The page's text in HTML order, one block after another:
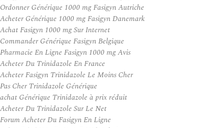
Ordonner Générique 1000 mg Fasigyn Autriche
Acheter Générique 1000 mg Fasigyn Danemark
Achat Fasigyn 1000 mg Sur Internet
Commander Générique Fasigyn Belgique
Pharmacie En Ligne Fasigyn 1000 mg Avis
Acheter Du Trinidazole En France
Acheter Fasigyn Trinidazole Le Moins Cher
Pas Cher Trinidazole Générique
achat Générique Trinidazole à prix réduit
Acheter Du Trinidazole Sur Le Net
Forum Acheter Du Fasigyn En Ligne